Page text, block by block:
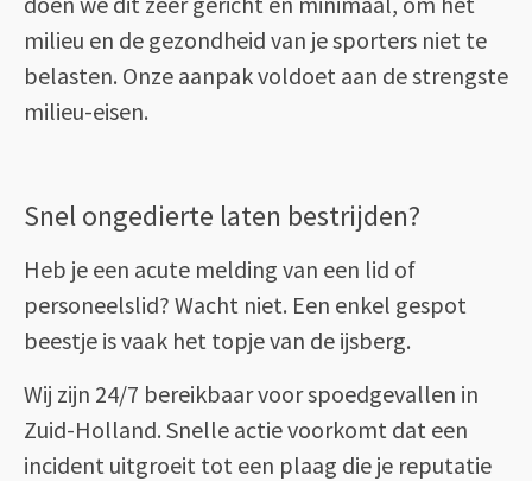
milieu en de gezondheid van je sporters niet te
belasten. Onze aanpak voldoet aan de strengste
milieu-eisen.
Snel ongedierte laten bestrijden?
Heb je een acute melding van een lid of
personeelslid? Wacht niet. Een enkel gespot
beestje is vaak het topje van de ijsberg.
Wij zijn 24/7 bereikbaar voor spoedgevallen in
Zuid-Holland. Snelle actie voorkomt dat een
incident uitgroeit tot een plaag die je reputatie